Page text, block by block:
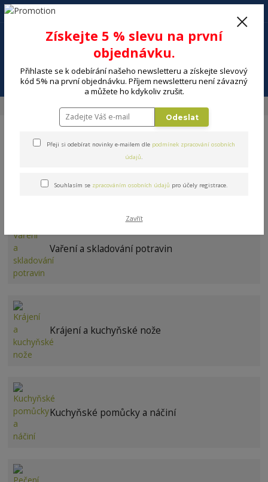
Menu
+420 602 494 600
Brilanz
Vaření a skladování potravin
Krájení a kuchyňské nože
Kuchyňské pomůcky a náčiní
Získejte 5 % slevu na první
objednávku.
Přihlaste se k odebírání našeho newsletteru a získejte slevový
kód 5% na první objednávku. Příjem newsletteru není závazný
a můžete ho kdykoliv zrušit.
Odeslat
Přeji si odebírat novinky e-mailem dle podmínek zpracování osobních
údajů.
Souhlasím se zpracováním osobních údajů pro účely registrace.
Zavřít